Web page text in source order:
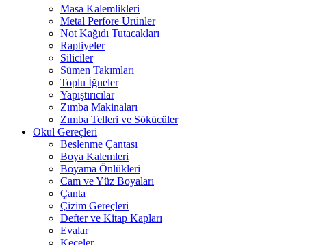
Masa Kalemlikleri
Metal Perfore Ürünler
Not Kağıdı Tutacakları
Raptiyeler
Siliciler
Sümen Takımları
Toplu İğneler
Yapıştırıcılar
Zımba Makinaları
Zımba Telleri ve Sökücüler
Okul Gereçleri
Beslenme Çantası
Boya Kalemleri
Boyama Önlükleri
Cam ve Yüz Boyaları
Çanta
Çizim Gereçleri
Defter ve Kitap Kapları
Evalar
Keçeler